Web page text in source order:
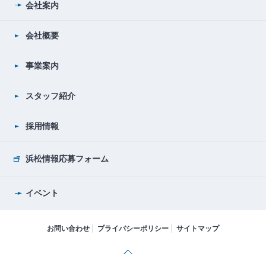
会社案内
会社概要
事業案内
スタッフ紹介
採用情報
浜松情報応募フォーム
イベント
お問い合わせ プライバシーポリシー サイトマップ